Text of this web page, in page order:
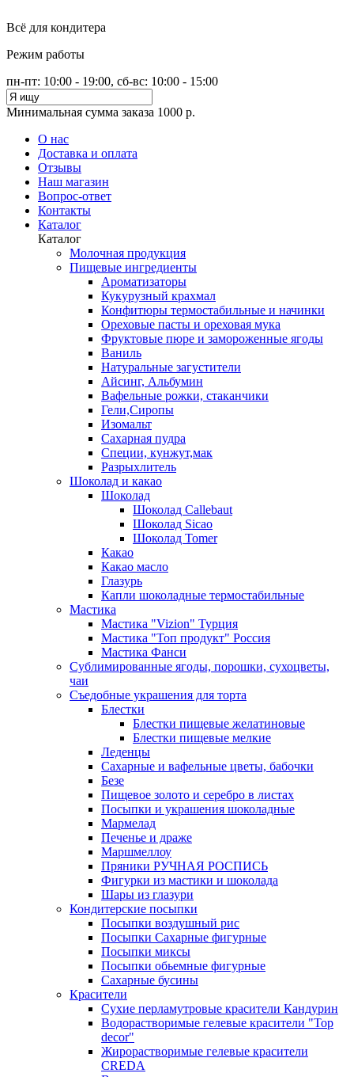
Всё для кондитера
Режим работы
пн-пт: 10:00 - 19:00, сб-вс: 10:00 - 15:00
Минимальная сумма заказа 1000 р.
О нас
Доставка и оплата
Отзывы
Наш магазин
Вопрос-ответ
Контакты
Каталог
Каталог
Молочная продукция
Пищевые ингредиенты
Ароматизаторы
Кукурузный крахмал
Конфитюры термостабильные и начинки
Ореховые пасты и ореховая мука
Фруктовые пюре и замороженные ягоды
Ваниль
Натуральные загустители
Айсинг, Альбумин
Вафельные рожки, стаканчики
Гели,Сиропы
Изомальт
Сахарная пудра
Специи, кунжут,мак
Разрыхлитель
Шоколад и какао
Шоколад
Шоколад Callebaut
Шоколад Sicao
Шоколад Tomer
Какао
Какао масло
Глазурь
Капли шоколадные термостабильные
Мастика
Мастика "Vizion" Турция
Мастика "Топ продукт" Россия
Мастика Фанси
Сублимированные ягоды, порошки, сухоцветы,
чаи
Съедобные украшения для торта
Блестки
Блестки пищевые желатиновые
Блестки пищевые мелкие
Леденцы
Сахарные и вафельные цветы, бабочки
Безе
Пищевое золото и серебро в листах
Посыпки и украшения шоколадные
Мармелад
Печенье и драже
Маршмеллоу
Пряники РУЧНАЯ РОСПИСЬ
Фигурки из мастики и шоколада
Шары из глазури
Кондитерские посыпки
Посыпки воздушный рис
Посыпки Сахарные фигурные
Посыпки миксы
Посыпки обьемные фигурные
Сахарные бусины
Красители
Сухие перламутровые красители Кандурин
Водорастворимые гелевые красители "Top
decor"
Жирорастворимые гелевые красители
CREDA